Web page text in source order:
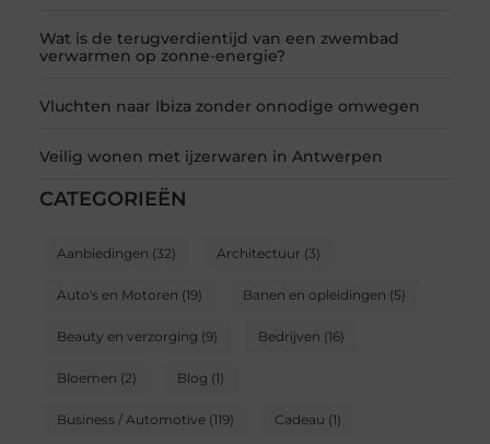
Wat is de terugverdientijd van een zwembad
verwarmen op zonne-energie?
Vluchten naar Ibiza zonder onnodige omwegen
Veilig wonen met ijzerwaren in Antwerpen
CATEGORIEËN
Aanbiedingen (32) Architectuur (3)
Auto's en Motoren (19) Banen en opleidingen (5)
Beauty en verzorging (9) Bedrijven (16)
Bloemen (2) Blog (1)
Business / Automotive(119) Cadeau (1)